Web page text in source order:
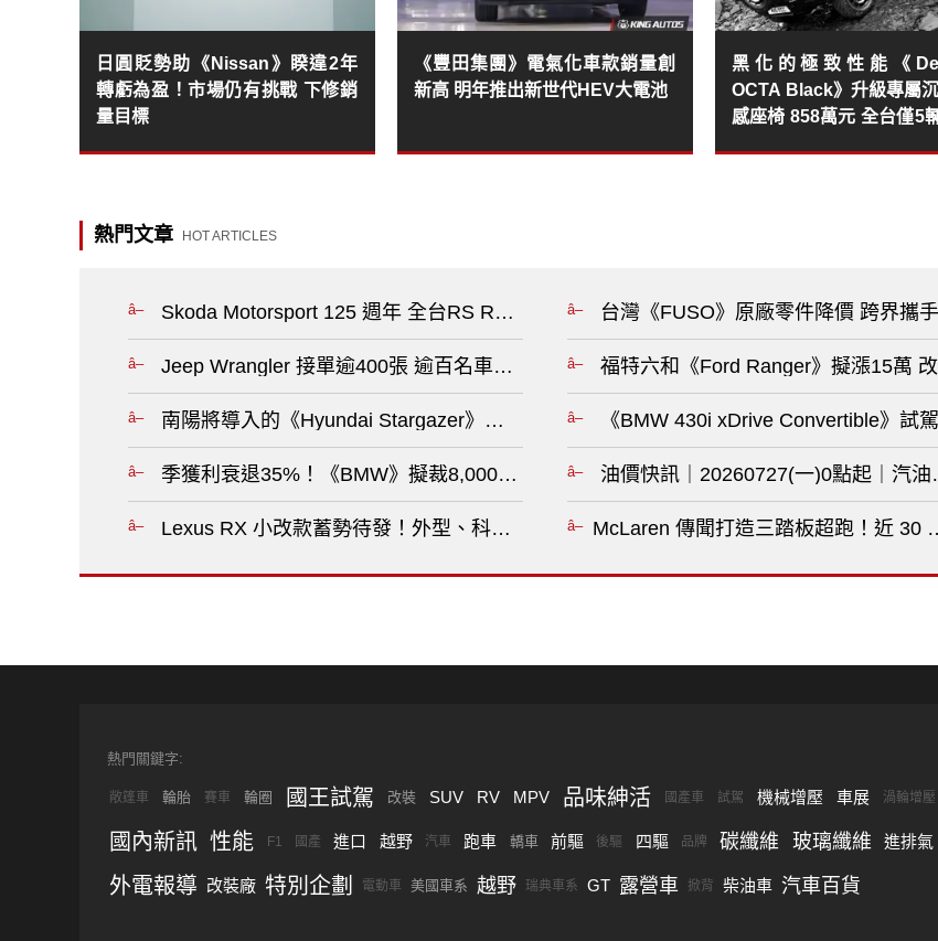
日圓貶勢助《Nissan》睽違2年
轉虧為盈！市場仍有挑戰 下修銷
量目標
《豐田集團》電氣化車款銷量創
新高 明年推出新世代HEV大電池
黑化的極致性能《
OCTA Black》升級專屬
感座椅 858萬元 全台僅5
熱門文章 HOT ARTICLES
Skoda Motorsport 125 週年 全台RS Roadshow熱血啟動?
Jeep Wrangler 接單逾400張 逾百名車主不等0關稅加價交車?
南陽將導入的《Hyundai Stargazer》在印尼降價 入手門檻約台幣43.2萬元?
季獲利衰退35%！《BMW》擬裁8,000人 重新評估車系佈局?
Lexus RX 小改款蓄勢待發！外型、科技、油電全面升級，售價也可能調漲?
台灣《FUSO》原廠零件降價 跨界攜
福特六和《Ford Ranger》擬漲15萬
《BMW 430i xDrive Convertible》試
油價快訊｜20260727(一)0點起｜汽
McLaren 傳聞打造三踏板超跑！近 30
熱門關鍵字:
敞篷車 輪胎 賽車 輪圈 國王試駕 改裝 SUV RV MPV 品味紳活 國產車 試駕 機械增壓 車展 渦輪增壓
國內新訊 性能 F1 國產 進口 越野 汽車 跑車 轎車 前驅 後驅 四驅 品牌 碳纖維 玻璃纖維 進排氣
外電報導 改裝廠 特別企劃 電動車 美國車系 越野 瑞典車系 GT 露營車 掀背 柴油車 汽車百貨